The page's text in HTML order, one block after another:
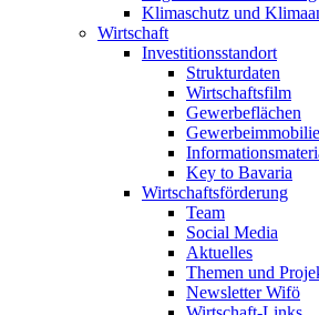
Klimaschutz und
Wirtschaft
Investitionsstandort
Strukturdaten
Wirtschaftsfilm
Gewerbeflächen
Key to Bavaria
Wirtschaftsförderung
Team
Social Media
Aktuelles
Themen und
Newsletter Wifö